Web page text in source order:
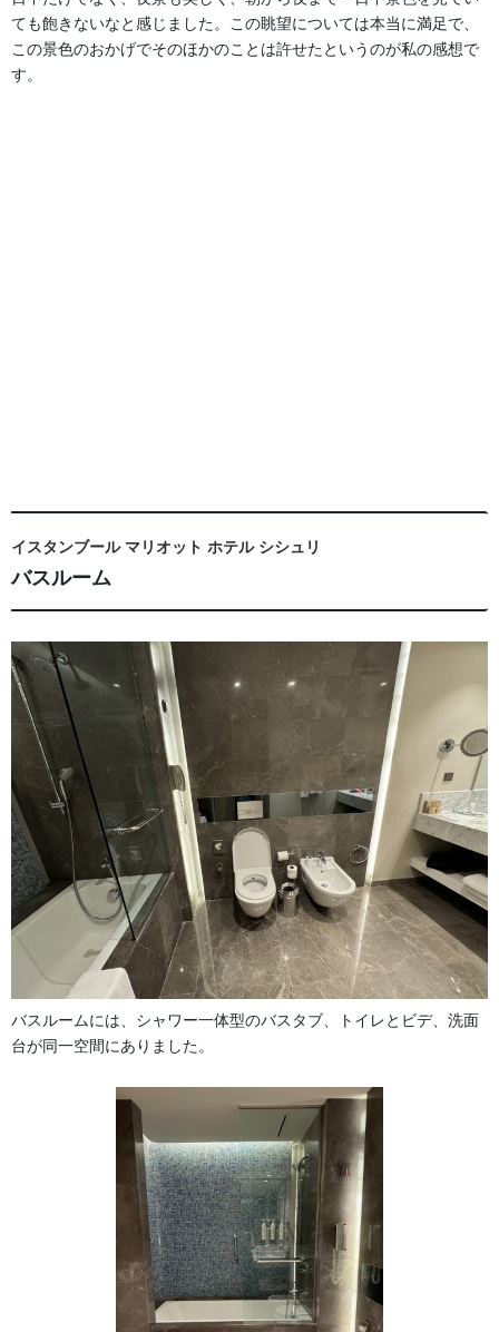
ても飽きないなと感じました。この眺望については本当に満足で、
この景色のおかげでそのほかのことは許せたというのが私の感想で
す。
イスタンブール マリオット ホテル シシュリ
バスルーム
バスルームには、シャワー一体型のバスタブ、トイレとビデ、洗面
台が同一空間にありました。